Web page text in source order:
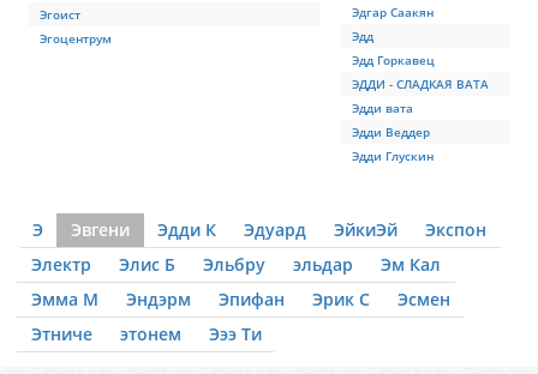
Эгоист
Эгоцентрум
Эдгар Саакян
Эдд
Эдд Горкавец
ЭДДИ - СЛАДКАЯ ВАТА
Эдди вата
Эдди Веддер
Эдди Глускин
Э Эвгени Эдди К Эдуард ЭйкиЭй
Экспон
Электр
Элис Б Эльбру эльдар
Эм Кал
Эмма М
Эндэрм Эпифан Эрик С
Эсмен
Этниче
этонем Эээ Ти